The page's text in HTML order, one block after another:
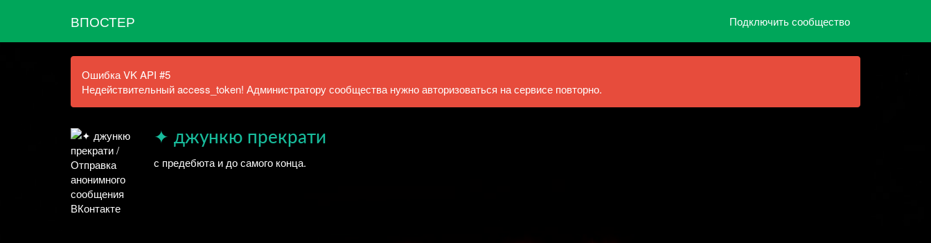
ВПОСТЕР Подключить сообщество
Ошибка VK API #5
Недействительный access_token! Администратору сообщества нужно авторизоваться на сервисе повторно.
✦ джункю прекрати
с предебюта и до самого конца.